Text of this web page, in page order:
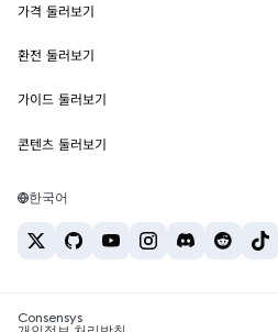
MetaMask Connect
Snaps
웹3 서비스
보안
고객 지원
채용
가격 둘러보기
이더리움 가격
솔라나 가격
테더 가격
환전 둘러보기
ETH를 USD로 환전
USDT를 INR로 환전
BTC를 INR로 환전
ETH를 USDT로 환전
가이드 둘러보기
ETH 매수
USDT 매수
SHIB 매수
콘텐츠 둘러보기
솔라나 지갑
암호화폐 세금 뉴스
한국어
Consensys